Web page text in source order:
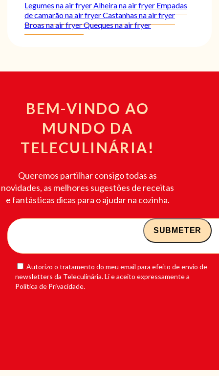
Legumes na air fryerAlheira na air fryer Empadas
de camarão na air fryerCastanhas na air fryer
Broas na air fryerQueques na air fryer
BEM-VINDO AO
MUNDO DA
TELECULINÁRIA!
Queremos partilhar consigo todas as
novidades, as melhores sugestões de receitas
e fantásticas dicas para o ajudar na cozinha.
Autorizo o tratamento do meu email para efeito de envio de
newsletters da Teleculinária. Li e aceito expressamente a
Política de Privacidade.